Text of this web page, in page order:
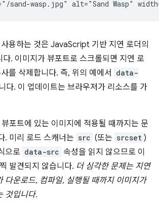
용하는 것은 JavaScript 기반 지연 로더의
다. 이미지가 뷰포트로 스크롤되면 지연 로
를 삭제합니다. 즉, 위의 예에서
data-
다. 이 업데이트는 브라우저가 리소스를 가
포트에 있는 이미지에 적용될 때까지는 문
. 미리 로드 스캐너는 src (또는 srcset )
으로 data-src 속성을 읽지 않으므로 이
발견되지 않습니다. 더 심각한 문제는 지연
다운로드, 컴파일, 실행될 때까지 이미지가
것입니다.